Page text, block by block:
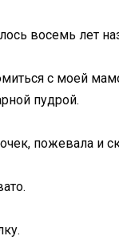
восемь лет
с моей
пудрой.
пожевала и